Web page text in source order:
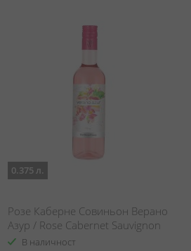
0.375 л.
Розе Каберне Совиньон Верано
Азур / Rose Cabernet Sauvignon
Verano Azur
В наличност